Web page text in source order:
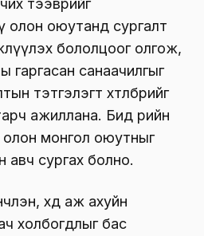
тээврийг
олон оюутанд сургалт
бололцоог олгож,
гаргасан санаачилгыг
тэтгэлэгт хөтөлбөрийг
ажиллана. Бид өөрийн
монгол оюутныг
авч сургах болно.
хөдөө аж ахуйн
холбогдлыг бас